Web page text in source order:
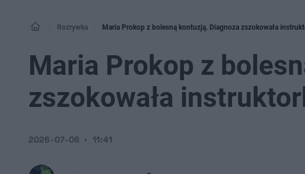
Rozrywka Maria Prokop z bolesną kontuzją. Diagnoza zszokowała
Maria Prokop z
zszokowała
2026-07-06 11:41